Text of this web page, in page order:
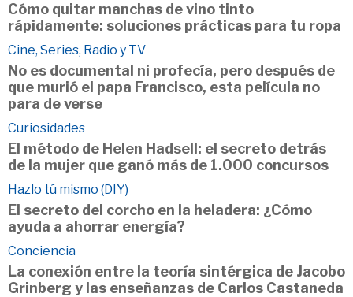
Cómo quitar manchas de vino tinto
rápidamente: soluciones prácticas para tu ropa
Cine, Series, Radio y TV
No es documental ni profecía, pero después de
que murió el papa Francisco, esta película no
para de verse
Curiosidades
El método de Helen Hadsell: el secreto detrás
de la mujer que ganó más de 1.000 concursos
Hazlo tú mismo (DIY)
El secreto del corcho en la heladera: ¿Cómo
ayuda a ahorrar energía?
Conciencia
La conexión entre la teoría sintérgica de Jacobo
Grinberg y las enseñanzas de Carlos Castaneda